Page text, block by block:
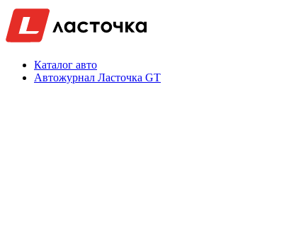
Каталог авто
Автожурнал Ласточка GT